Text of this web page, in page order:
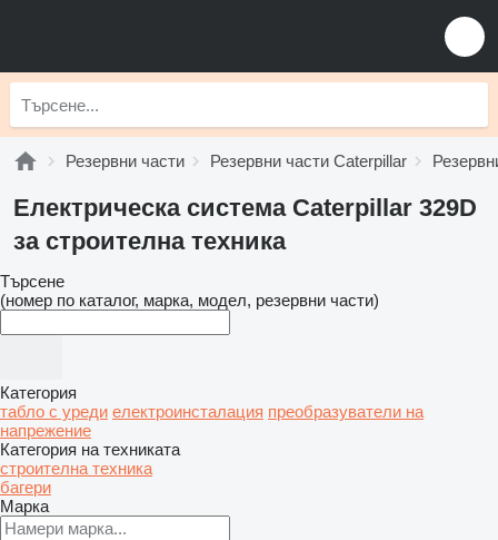
Резервни части Резервни части Caterpillar
Електрическа система Caterpillar 329D
за строителна техника
Търсене
(номер по каталог, марка, модел, резервни части)
Категория
табло с уреди електроинсталация преобразуватели на
напрежение
Категория на техниката
строителна техника
багери
Марка